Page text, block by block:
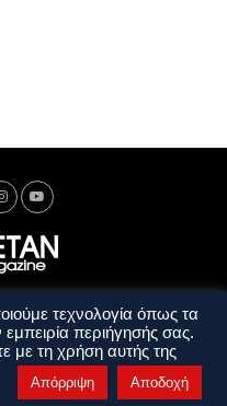
Όροι Χρήσης
τεχνολογία όπως τα
περιήγησής σας.
με τη χρήση αυτής της
Απόρριψη Αποδοχή